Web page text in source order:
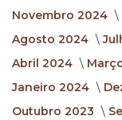
Novembro 2024
Agosto 2024
Abril 2024
Janeiro 2024
Outubro 2023